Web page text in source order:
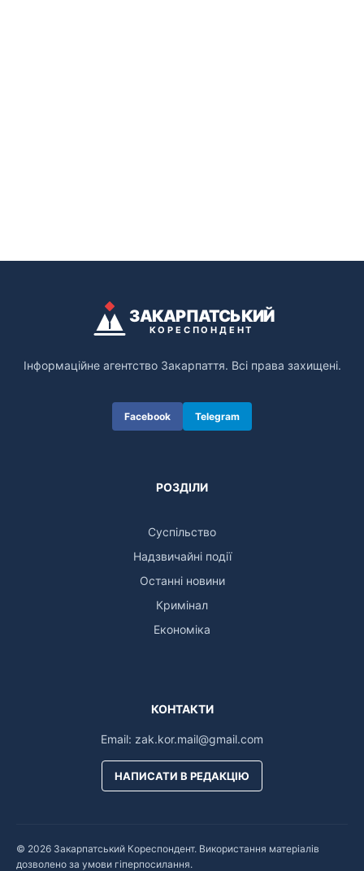
ЗАКАРПАТСЬКИЙ
КОРЕСПОНДЕНТ
Інформаційне агентство Закарпаття. Всі права захищені.
Facebook Telegram
РОЗДІЛИ
Суспільство
Надзвичайні події
Останні новини
Кримінал
Економіка
КОНТАКТИ
Email: zak.kor.mail@gmail.com
НАПИСАТИ В РЕДАКЦІЮ
© 2026 Закарпатський Кореспондент. Використання матеріалів
дозволено за умови гіперпосилання.